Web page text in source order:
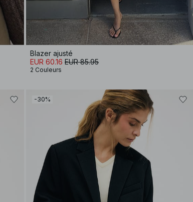
Blazer ajusté
EUR 60.16 EUR 85.95
2 Couleurs
-30%